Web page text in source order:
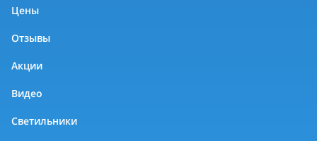
Цены
Отзывы
Акции
Видео
Светильники